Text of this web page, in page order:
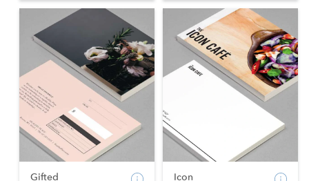
Gifted Icon